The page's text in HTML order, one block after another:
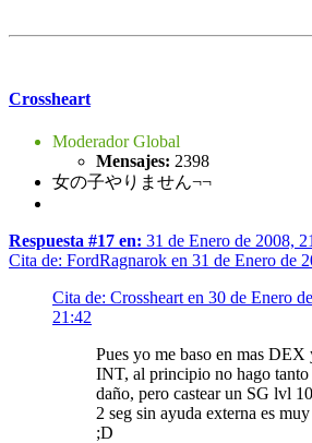
Crossheart
Moderador Global
Mensajes: 2398
女の子やりません¬¬
Respuesta #17 en: 31 de Enero de 2008,
Cita de: FordRagnarok en 31 de Enero de
Cita de: Crossheart en 30 de Enero
21:42
Pues yo me baso en mas DEX
INT, al principio no hago tanto
daño, pero castear un SG lvl
2 seg sin ayuda externa es
;D